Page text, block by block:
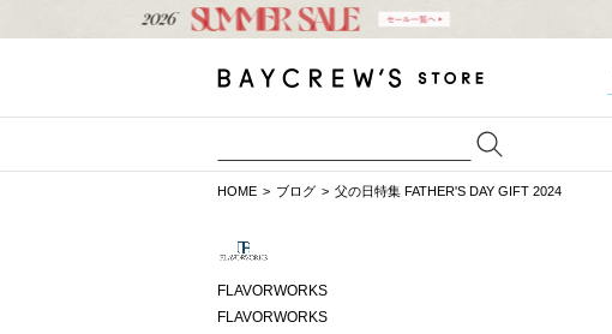
HOME ブログ 父の日特集 FATHER'S DAY GIFT 2024
FLAVORWORKS
FLAVORWORKS